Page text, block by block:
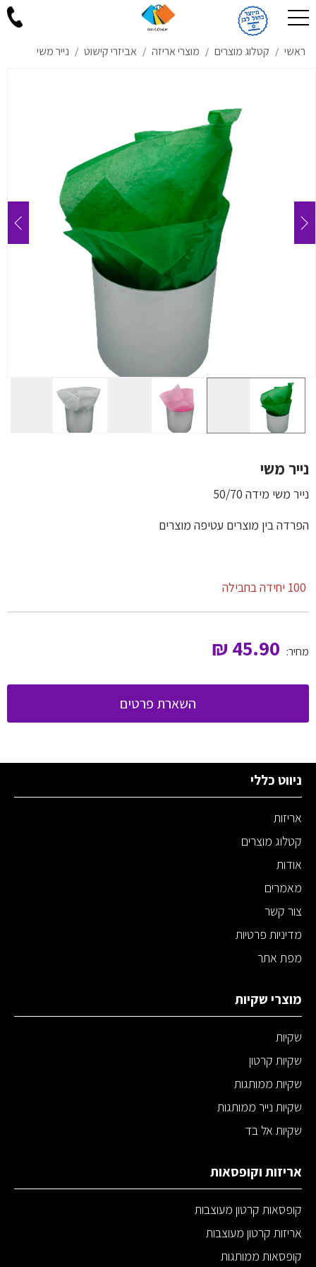
ראשי / קטלוג מוצרים / מוצרי אריזה / אביזרי קישוט / נייר משי
נייר משי
נייר משי מידה 50/70
הפרדה בין מוצרים עטיפה מוצרים
מחיר: 45.90
₪
השארת פרטים
ניווט כללי
אריזות
קטלוג מוצרים
אודות
מאמרים
צור קשר
מדיניות פרטיות
מפת אתר
מוצרי שקיות
שקיות
שקיות קרטון
שקיות ממותגות
שקיות נייר ממותגות
שקיות אל בד
אריזות וקופסאות
קופסאות קרטון מעוצבות
אריזות קרטון מעוצבות
קופסאות ממותגות